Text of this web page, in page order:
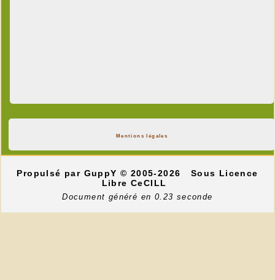
Mentions légales
Propulsé par GuppY© 2005-2026
Sous Licence
Libre CeCILL
Document généré en 0.23 seconde